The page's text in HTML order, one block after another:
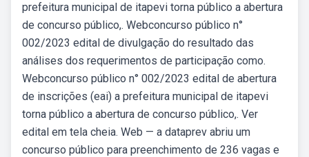
prefeitura municipal de itapevi torna público a abertura
de concurso público,. Webconcurso público n°
002/2023 edital de divulgação do resultado das
análises dos requerimentos de participação como.
Webconcurso público n° 002/2023 edital de abertura
de inscrições (eai) a prefeitura municipal de itapevi
torna público a abertura de concurso público,. Ver
edital em tela cheia. Web — a dataprev abriu um
concurso público para preenchimento de 236 vagas e